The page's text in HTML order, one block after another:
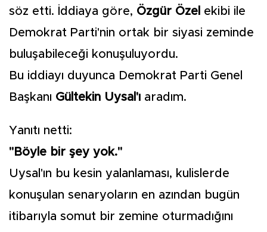
söz etti. İddiaya göre, Özgür Özel ekibi ile
Demokrat Parti'nin ortak bir siyasi zeminde
buluşabileceği konuşuluyordu.
Bu iddiayı duyunca Demokrat Parti Genel
Başkanı Gültekin Uysal'ı aradım.
Yanıtı netti:
"Böyle bir şey yok."
Uysal'ın bu kesin yalanlaması, kulislerde
konuşulan senaryoların en azından bugün
itibarıyla somut bir zemine oturmadığını